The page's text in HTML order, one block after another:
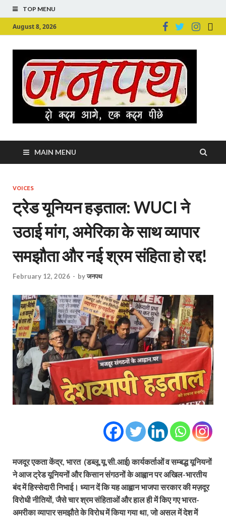
TOP MENU
August 8, 2026
MAIN MENU
VOICES
ट्रेड यूनियन हड़ताल: WUCI ने
उठाई मांग, अमेरिका के साथ व्यापार
समझौता और नई श्रम संहिता हो रद्द!
February 12, 2026 - byजनपथ
मजदूर एकता केंद्र, भारत (डब्लू.यू.सी.आई) कार्यकर्ताओं व सम्बद्ध यूनियनों
ने आज ट्रेड यूनियनों और किसान संगठनों के आह्वान पर अखिल-भारतीय
बंद में हिस्सेदारी निभाई। ध्यान दें कि यह आह्वान भाजपा सरकार की मज़दूर
विरोधी नीतियों, जैसे चार श्रम संहिताओं और हाल ही में किए गए भारत-
अमरीका व्यापार समझौते के विरोध में किया गया था, जो असल में देश में